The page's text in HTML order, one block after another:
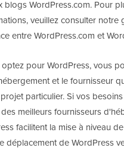
blogs WordPress.com. Pour
veuillez consulter notre
entre WordPress.com et
pour WordPress, vous
et le fournisseur
particulier. Si vos
meilleurs fournisseurs
facilitent la mise à niveau
déplacement de WordPress